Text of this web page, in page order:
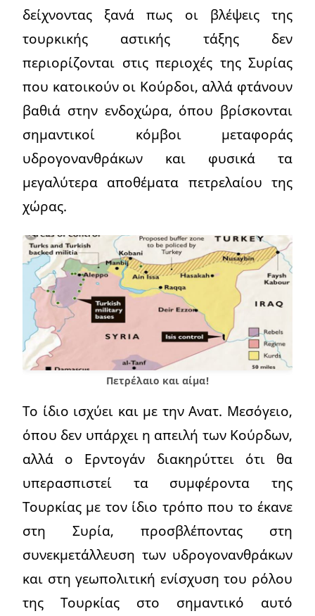
δείχνοντας ξανά πως οι βλέψεις της
τουρκικής αστικής τάξης δεν
περιορίζονται στις περιοχές της Συρίας
που κατοικούν οι Κούρδοι, αλλά φτάνουν
βαθιά στην ενδοχώρα, όπου βρίσκονται
σημαντικοί κόμβοι μεταφοράς
υδρογονανθράκων και φυσικά τα
μεγαλύτερα αποθέματα πετρελαίου της
χώρας.
Πετρέλαιο και αίμα!
Το ίδιο ισχύει και με την Ανατ. Μεσόγειο,
όπου δεν υπάρχει η απειλή των Κούρδων,
αλλά ο Ερντογάν διακηρύττει ότι θα
υπερασπιστεί τα συμφέροντα της
Τουρκίας με τον ίδιο τρόπο που το έκανε
στη Συρία, προσβλέποντας στη
συνεκμετάλλευση των υδρογονανθράκων
και στη γεωπολιτική ενίσχυση του ρόλου
της Τουρκίας στο σημαντικό αυτό